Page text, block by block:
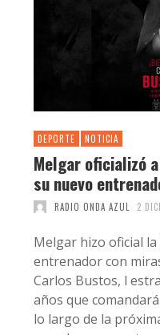
DEPORTE NOTICIA
Melgar oficializó
su nuevo
RADIO ONDA AZUL 2
Melgar hizo oficial
entrenador con
Carlos Bustos, l
años que
lo largo de la